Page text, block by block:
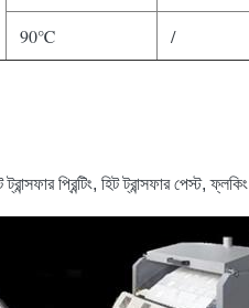
90℃ /
প্রিন্টিং, হিট ট্রান্সফার পেস্ট,